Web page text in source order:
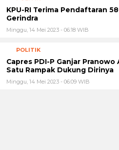
KPU-RI Terima Pendaftaran
Gerindra
Minggu, 14 Mei 2023 - 06:18 WIB
POLITIK
Capres PDI-P Ganjar
Satu Rampak Dukung Dirinya
Minggu, 14 Mei 2023 - 06:09 WIB